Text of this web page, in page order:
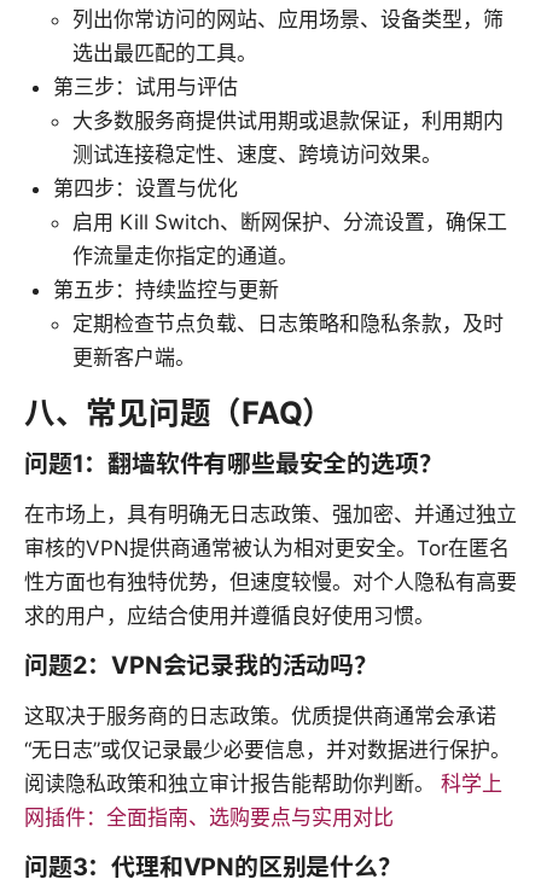
列出你常访问的网站、应用场景、设备类型，筛
选出最匹配的工具。
第三步：试用与评估
大多数服务商提供试用期或退款保证，利用期内
测试连接稳定性、速度、跨境访问效果。
第四步：设置与优化
启用 Kill Switch、断网保护、分流设置，确保工
作流量走你指定的通道。
第五步：持续监控与更新
定期检查节点负载、日志策略和隐私条款，及时
更新客户端。
八、常见问题（FAQ）
问题1：翻墙软件有哪些最安全的选项？
在市场上，具有明确无日志政策、强加密、并通过独立
审核的VPN提供商通常被认为相对更安全。Tor在匿名
性方面也有独特优势，但速度较慢。对个人隐私有高要
求的用户，应结合使用并遵循良好使用习惯。
问题2：VPN会记录我的活动吗？
这取决于服务商的日志政策。优质提供商通常会承诺
“无日志”或仅记录最少必要信息，并对数据进行保护。
阅读隐私政策和独立审计报告能帮助你判断。 科学上
网插件：全面指南、选购要点与实用对比
问题3：代理和VPN的区别是什么？